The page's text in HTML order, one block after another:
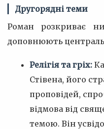
Другорядні теми
Роман розкриває
доповнюють
Релігія та гріх:
Стівена, його
проповідей,
відмова від
темою. Він